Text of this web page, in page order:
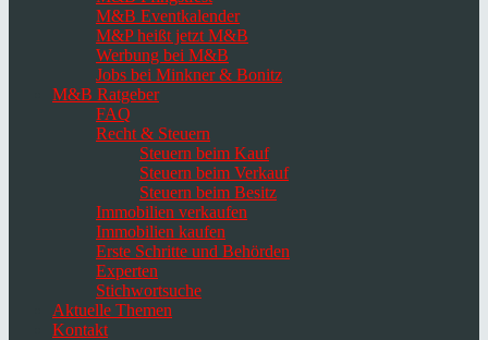
M&B Eventkalender
M&P heißt jetzt M&B
Werbung bei M&B
Jobs bei Minkner & Bonitz
M&B Ratgeber
FAQ
Recht & Steuern
Steuern beim Kauf
Steuern beim Verkauf
Steuern beim Besitz
Immobilien verkaufen
Immobilien kaufen
Erste Schritte und Behörden
Experten
Stichwortsuche
Aktuelle Themen
Kontakt